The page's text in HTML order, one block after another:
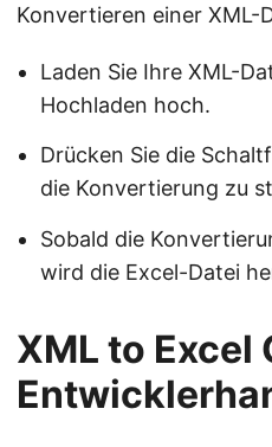
Konvertieren einer XML-
Laden Sie Ihre XML-
Hochladen hoch.
Drücken Sie die
die Konvertierung zu
Sobald die
wird die Excel-Datei
XML to Excel